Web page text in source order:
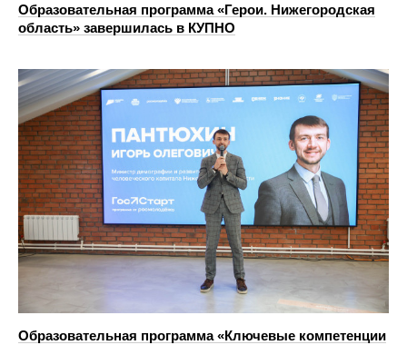
Образовательная программа «Герои. Нижегородская
область» завершилась в КУПНО
Образовательная программа «Ключевые компетенции